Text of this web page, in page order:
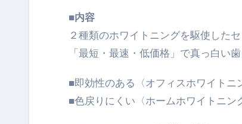
■内容
２種類のホワイトニングを駆使した
「最短・最速・低価格」で真っ白い
■即効性のある〈オフィスホワイトニ
■色戻りにくい〈ホームホワイトニン